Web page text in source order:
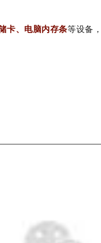
卡、电脑内存条等设备